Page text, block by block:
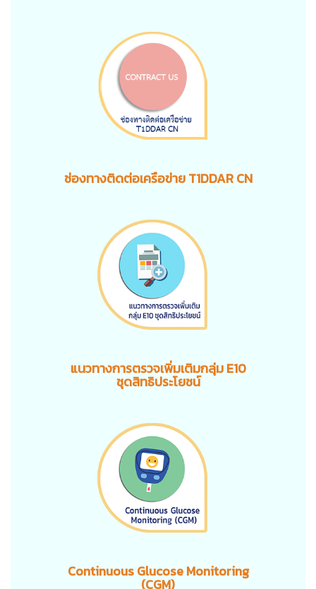
ช่องทางติดต่อเครือข่าย T1DDAR CN
แนวทางการตรวจเพิ่มเติมกลุ่ม E10
ชุดสิทธิประโยชน์
Continuous Glucose Monitoring
(CGM)